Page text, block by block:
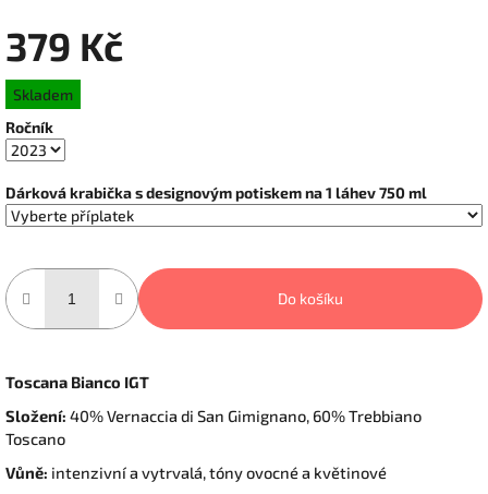
379 Kč
Měrná
cena:
Skladem
Ročník
Dárková krabička s designovým potiskem na 1 láhev 750 ml
Do košíku
Toscana Bianco IGT
Složení: 40% Vernaccia di San Gimignano, 60% Trebbiano
Toscano
Vůně: intenzivní a vytrvalá, tóny ovocné a květinové